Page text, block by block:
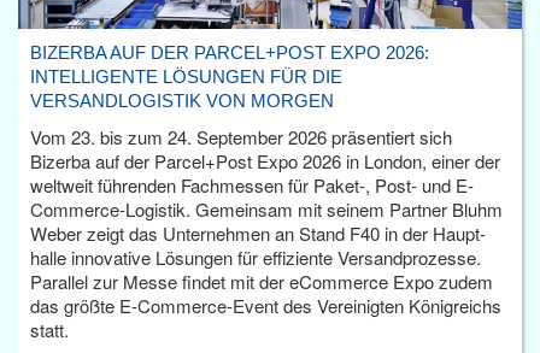
BIZERBA AUF DER PARCEL+POST EXPO 2026:
INTELLIGENTE LÖSUNGEN FÜR DIE
VERSANDLOGISTIK VON MORGEN
Vom 23. bis zum 24. September 2026 präsentiert sich
Bizerba auf der Parcel+Post Expo 2026 in London, einer der
weltweit führenden Fachmessen für Paket-, Post- und E-
Commerce-Logistik. Gemeinsam mit seinem Partner Bluhm
Weber zeigt das Unternehmen an Stand F40 in der Haupt­
halle innovative Lösungen für effiziente Versandprozesse.
Parallel zur Messe findet mit der eCommerce Expo zudem
das größte E-Commerce-Event des Vereinigten Königreichs
statt.